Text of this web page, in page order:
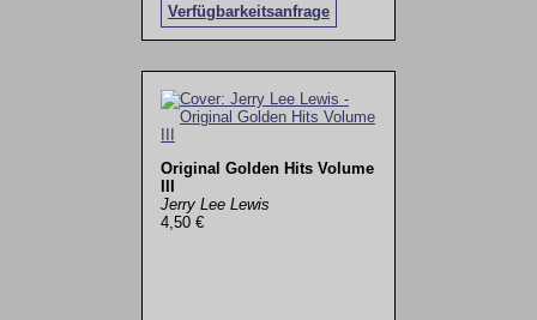
Verfügbarkeitsanfrage
Original Golden Hits Volume
Jerry Lee Lewis
4,50 €